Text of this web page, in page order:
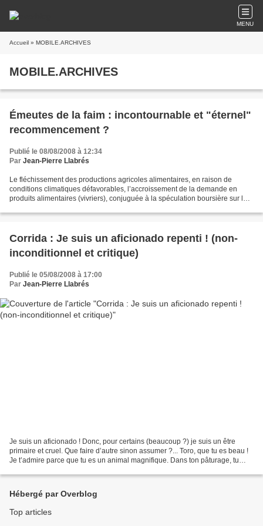
MENU
Accueil » MOBILE.ARCHIVES
MOBILE.ARCHIVES
Émeutes de la faim : incontournable et "éternel"
recommencement ?
Publié le 08/08/2008 à 12:34
Par Jean-Pierre Llabrés
Le fléchissement des productions agricoles alimentaires, en raison de
conditions climatiques défavorables, l’accroissement de la demande en
produits alimentaires (vivriers), conjuguée à la spéculation boursière sur les
Corrida : Je suis un aficionado repenti ! (non-
inconditionnel et critique)
Publié le 05/08/2008 à 17:00
Par Jean-Pierre Llabrés
Je suis un aficionado ! Donc, pour certains (beaucoup ?) je suis un être
primaire et cruel. Que faire d’autre sinon assumer ?... Toro, que tu es beau !
Je t’admire parce que tu es un animal magnifique. Dans ton pâturage, tu
Hébergé par Overblog
Top articles